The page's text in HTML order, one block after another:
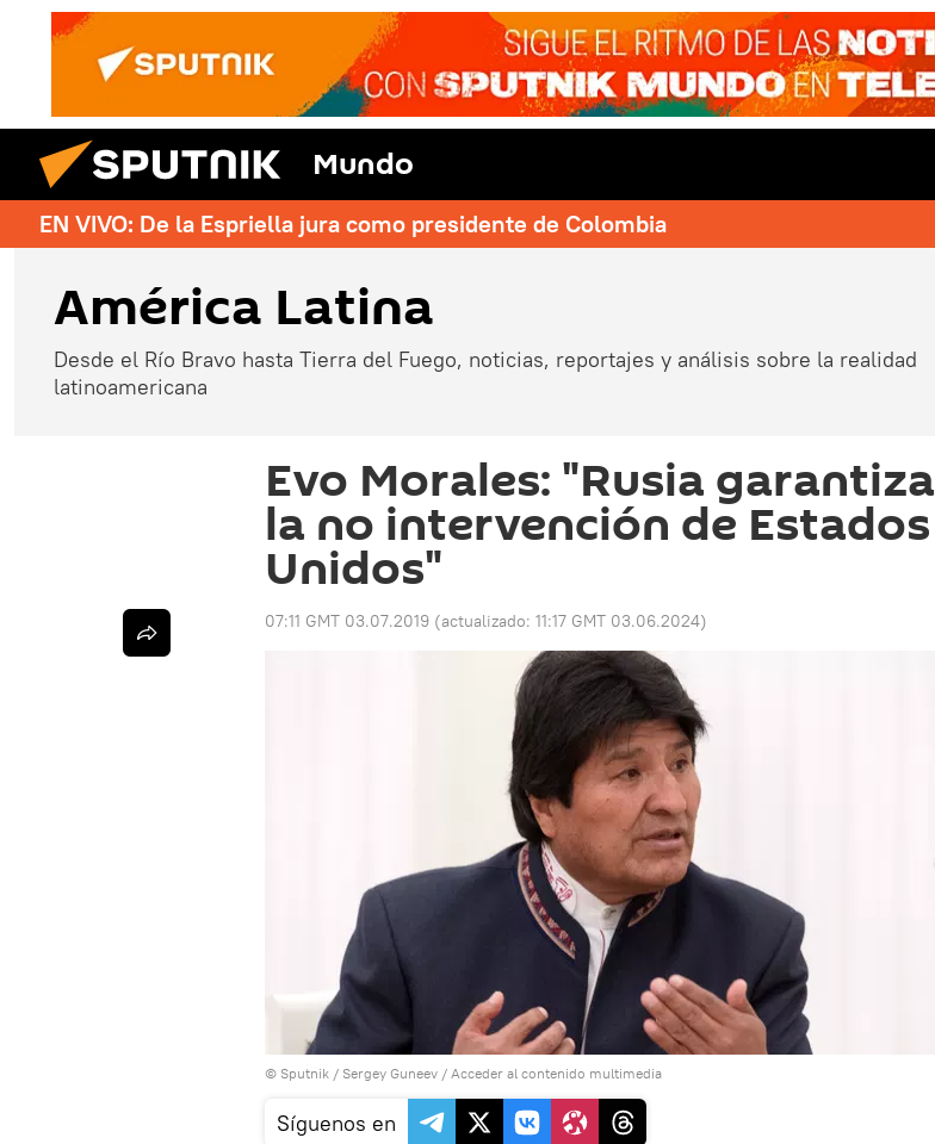
Mundo
EN VIVO: De la Espriella jura como presidente de Colombia
América Latina
Desde el Río Bravo hasta Tierra del Fuego, noticias, reportajes y análisis sobre la realidad
latinoamericana
Evo Morales: "Rusia garantiza
la no intervención de Estados
Unidos"
07:11 GMT 03.07.2019 (actualizado: 11:17 GMT 03.06.2024)
© Sputnik / Sergey Guneev / Acceder al contenido multimedia
Síguenos en